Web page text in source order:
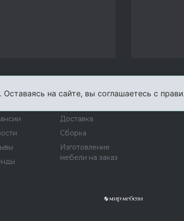
Услуги
Доставка
Сборка
Изготовление
мебели на заказ
Карта сайта
на сайте, вы соглашаетесь с